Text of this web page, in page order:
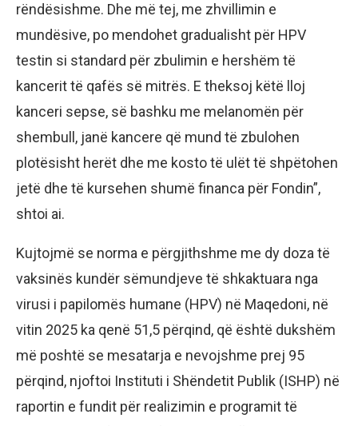
rëndësishme. Dhe më tej, me zhvillimin e
mundësive, po mendohet gradualisht për HPV
testin si standard për zbulimin e hershëm të
kancerit të qafës së mitrës. E theksoj këtë lloj
kanceri sepse, së bashku me melanomën për
shembull, janë kancere që mund të zbulohen
plotësisht herët dhe me kosto të ulët të shpëtohen
jetë dhe të kursehen shumë financa për Fondin”,
shtoi ai.
Kujtojmë se norma e përgjithshme me dy doza të
vaksinës kundër sëmundjeve të shkaktuara nga
virusi i papilomës humane (HPV) në Maqedoni, në
vitin 2025 ka qenë 51,5 përqind, që është dukshëm
më poshtë se mesatarja e nevojshme prej 95
përqind, njoftoi Instituti i Shëndetit Publik (ISHP) në
raportin e fundit për realizimin e programit të